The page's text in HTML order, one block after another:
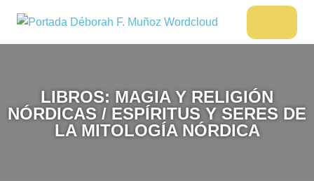
contenido
DÉBORAH
MUÑOZ
y
LIBROS: MAGIA Y RELIGIÓN
NÓRDICAS / ESPÍRITUS Y SERES DE
LA MITOLOGÍA NÓRDICA